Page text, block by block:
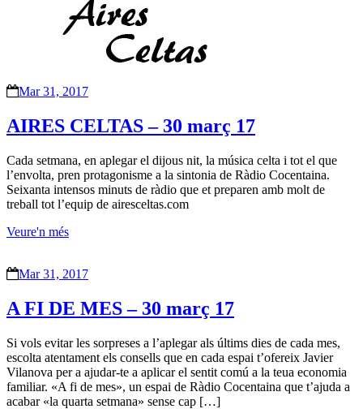
Mar 31, 2017
AIRES CELTAS – 30 març 17
Cada setmana, en aplegar el dijous nit, la música celta i tot el que
l’envolta, pren protagonisme a la sintonia de Ràdio Cocentaina.
Seixanta intensos minuts de ràdio que et preparen amb molt de
treball tot l’equip de airesceltas.com
Veure'n més
Mar 31, 2017
A FI DE MES – 30 març 17
Si vols evitar les sorpreses a l’aplegar als últims dies de cada mes,
escolta atentament els consells que en cada espai t’ofereix Javier
Vilanova per a ajudar-te a aplicar el sentit comú a la teua economia
familiar. «A fi de mes», un espai de Ràdio Cocentaina que t’ajuda a
acabar «la quarta setmana» sense cap […]